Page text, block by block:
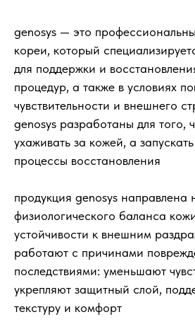
genosys — это
кореи, который
для поддержки и
процедур, а также в условиях
чувствительности и внешнего
genosys разработаны для того,
ухаживать за кожей, а
процессы восстановления
продукция genosys направлена
физиологического баланса
устойчивости к внешним
работают с причинами
последствиями: уменьшают
укрепляют защитный слой,
текстуру и комфорт